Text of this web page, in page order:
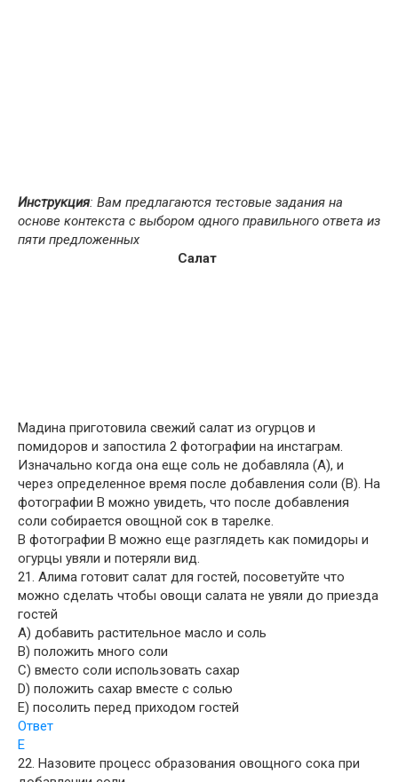
Инструкция: Вам предлагаются тестовые задания на
основе контекста с выбором одного правильного ответа из
пяти предложенных
Салат
Мадина приготовила свежий салат из огурцов и
помидоров и запостила 2 фотографии на инстаграм.
Изначально когда она еще соль не добавляла (A), и
через определенное время после добавления соли (B). На
фотографии В можно увидеть, что после добавления
соли собирается овощной сок в тарелке.
В фотографии В можно еще разглядеть как помидоры и
огурцы увяли и потеряли вид.
21. Алима готовит салат для гостей, посоветуйте что
можно сделать чтобы овощи салата не увяли до приезда
гостей
A) добавить растительное масло и соль
B) положить много соли
C) вместо соли использовать сахар
D) положить сахар вместе с солью
E) посолить перед приходом гостей
Ответ
E
22. Назовите процесс образования овощного сока при